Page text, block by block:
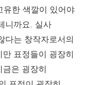
유한 색깔이 있어야
니까요. 실사
다는 창작자로서의
표정들이 굉장히
은 굉장히